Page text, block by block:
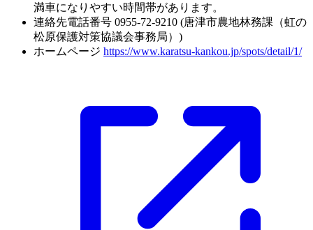
満車になりやすい時間帯があります。
連絡先電話番号 0955-72-9210 (唐津市農地林務課（虹の
松原保護対策協議会事務局）)
ホームページ https://www.karatsu-kankou.jp/spots/detail/1/